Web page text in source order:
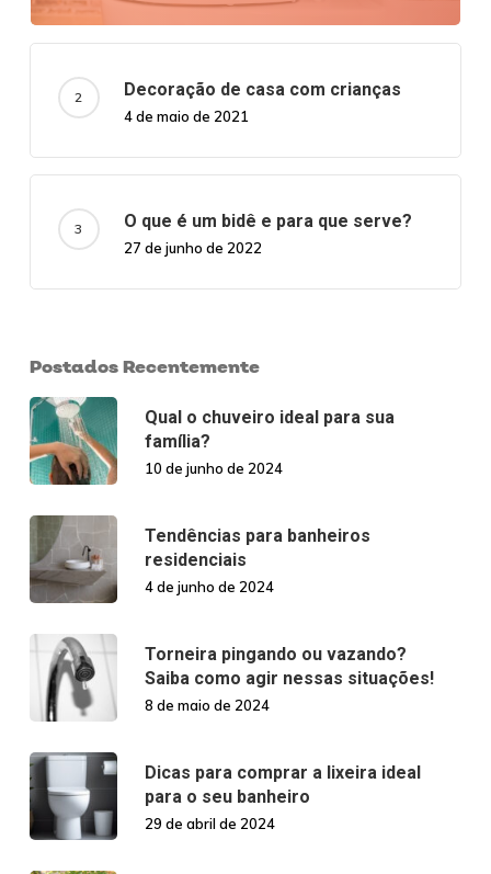
Decoração de casa com crianças
4 de maio de 2021
O que é um bidê e para que serve?
27 de junho de 2022
Postados Recentemente
Qual o chuveiro ideal para sua
família?
10 de junho de 2024
Tendências para banheiros
residenciais
4 de junho de 2024
Torneira pingando ou vazando?
Saiba como agir nessas situações!
8 de maio de 2024
Dicas para comprar a lixeira ideal
para o seu banheiro
29 de abril de 2024